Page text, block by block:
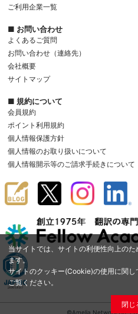
当サイトでは、サイトの利便性向上の
ます。
サイトのクッキー(Cookie)の使用に関し
ご覧ください。
閉じ
ご利用企業一覧
■ お問い合わせ
よくあるご質問
お問い合わせ（連絡先）
会社概要
サイトマップ
■ 規約について
会員規約
ポイント利用規約
個人情報保護方針
個人情報のお取り扱いについて
個人情報開示等のご請求手続きについて
©Amelia Network